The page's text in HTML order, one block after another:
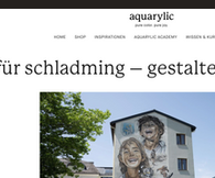
of new art
Subscribe to our
visit us at:
on Facebook:
ART
INSIDER on